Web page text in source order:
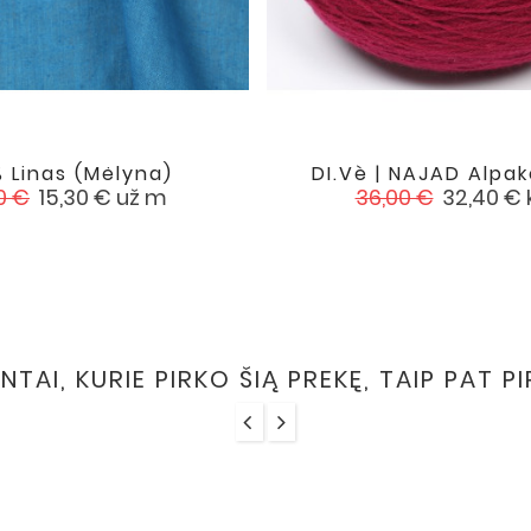
Linas (mėlyna)
€ Kaina
15,30 € už m
 favorite
DI.Vè | NAJAD
Įprasta
36,00 € Kaina
32,40 €

KURIE PIRKO ŠIĄ PREKĘ, TAIP PAT